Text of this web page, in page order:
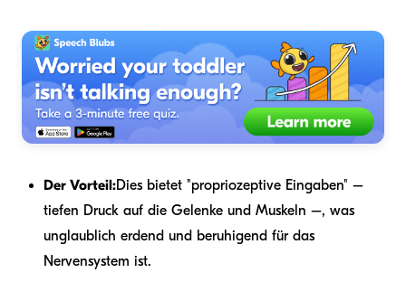
Der Vorteil:Dies bietet "propriozeptive Eingaben" –
tiefen Druck auf die Gelenke und Muskeln –, was
unglaublich erdend und beruhigend für das
Nervensystem ist.